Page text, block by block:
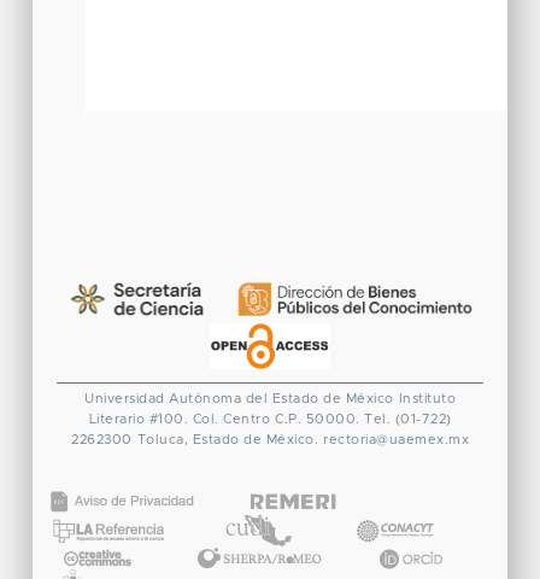
Universidad Autónoma del Estado de México
Instituto
Literario #100. Col. Centro C.P. 50000. Tel. (01-722)
2262300 Toluca, Estado de México. rectoria@uaemex.mx